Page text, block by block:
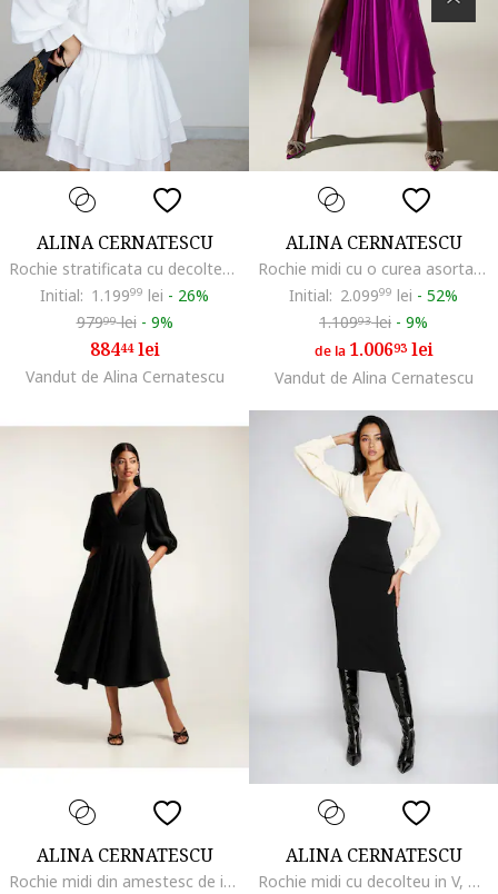
ALINA CERNATESCU
Rochie stratificata cu decolteu pe umeri, Alb optic
Initial: 1.19999 lei - 26%
97999lei - 9%
88444lei
Vandut de Alina Cernatescu
ALINA CERNATESCU
Rochie midi cu o curea asortata, Segue, Roz fandango
Initial: 2.09999 lei - 52%
1.10993lei - 9%
de la 1.00693lei
Vandut de Alina Cernatescu
ALINA CERNATESCU
Rochie midi din amestesc de in cu drapaje si maneci bufante Swan, Negru
ALINA CERNATESCU
Rochie midi cu decolteu in V, Alb fildes/Negru